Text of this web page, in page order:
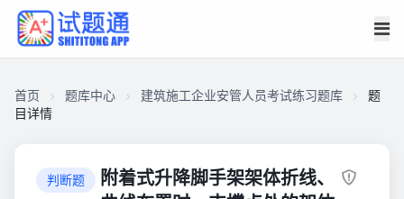
首页 题库中心 建筑施工企业安管人员考试练习题库
题
目详情
判断题
附着式升降脚手架架体折线、